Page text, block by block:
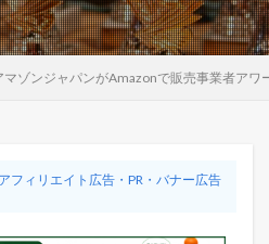
マゾンジャパンがAmazonで販売事業者ア
フィリエイト広告・PR・バナー広告